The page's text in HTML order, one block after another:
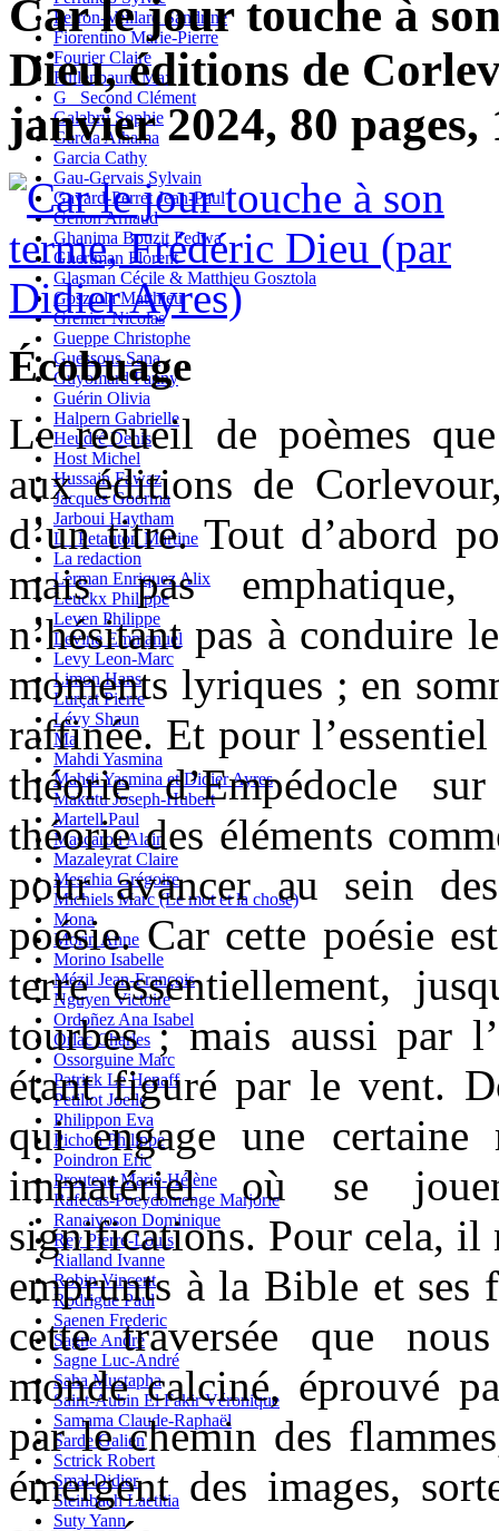
Ferron-Veillard Sandrine
Fiorentino Marie-Pierre
Fourier Claire
Fullenbaum Max
G_ Second Clément
Galabru Sophie
Garcia Alhama
Garcia Cathy
Gau-Gervais Sylvain
Gavard-Perret Jean-Paul
Genon Arnaud
Ghanima Bouzit Fedwa
Ghertman Florent
Glasman Cécile & Matthieu Gosztola
Gosztola Matthieu
Grenier Nicolas
Gueppe Christophe
Guessous Sana
Guyomard Fanny
Guérin Olivia
Halpern Gabrielle
Heudré Denis
Host Michel
Hussain Fawaz
Jacques Goorma
Jarboui Haytham
L_ Petauton Martine
La redaction
Lerman Enriquez Alix
Leuckx Philippe
Leven Philippe
Levine Emmanuel
Levy Leon-Marc
Limon Hans
Lurçat Pierre
Lévy Shaun
Ma
Mahdi Yasmina
Mahdi Yasmina et Didier Ayres
Makutu Joseph-Hubert
Martell Paul
Mascarou Alain
Mazaleyrat Claire
Meschia Grégoire
Michiels Marc (Le mot et la chose)
Mona
Morin Anne
Morino Isabelle
Mézil Jean-François
Nguyen Victoire
Ordoñez Ana Isabel
Orlac Charles
Ossorguine Marc
Patrick Le Henaff
Petillot Joelle
Philippon Eva
Pichon Philippe
Poindron Eric
Prouteau Marie-Hélène
Rafécas-Poeydomenge Marjorie
Ranaivoson Dominique
Rey Pierre-Louis
Rialland Ivanne
Robin Vincent
Rodrigue Paul
Saenen Frederic
Sagne André
Sagne Luc-André
Saha Mustapha
Saint-Aubin El Fakir Véronique
Samama Claude-Raphaël
Sarde Galien
Sctrick Robert
Smal Didier
Steinbach Laetitia
Suty Yann
Car le jour touche à
Dieu, éditions de
janvier 2024, 80 pages,
Écobuage
Le recueil de poèmes
aux éditions de
d’un titre. Tout d’abord
mais pas emphatique,
n’hésitant pas à conduire
moments lyriques ; en
raffinée. Et pour
théorie d’Empédocle
théorie des éléments
pour avancer au sein
poésie. Car cette poésie
terre essentiellement,
tourbes ; mais aussi par
étant figuré par le vent.
qui engage une certaine
immatériel où se
significations. Pour cela, il
emprunts à la Bible et ses
cette traversée que
monde calciné, éprouvé
par le chemin des
émergent des images,